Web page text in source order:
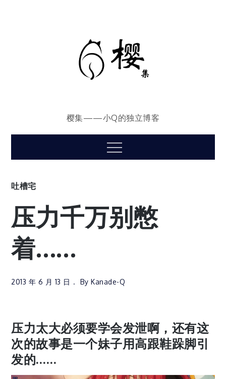
樱集——小Q的独立博客
Menu
吐槽宅
压力千万别憋
着……
2013 年 6 月 13 日 ByKanade-Q
压力太大必须要学会发泄啊，还有这
次的故事是一个妹子用高跟鞋跺脚引
发的……